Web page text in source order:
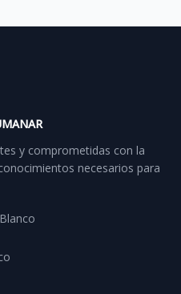
y comprometidas con la
necesarios para